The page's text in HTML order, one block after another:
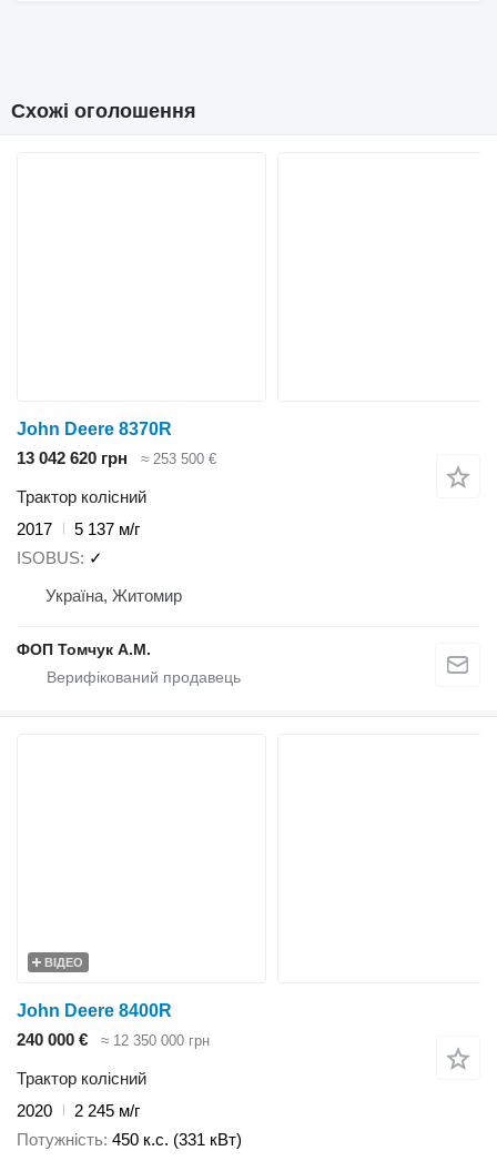
Схожі оголошення
John Deere 8370R
13 042 620 грн
≈ 253 500 €
Трактор колісний
2017
5 137 м/г
ISOBUS ✓
Україна, Житомир
ФОП Томчук А.М.
ВІДЕО
John Deere 8400R
240 000 €
≈ 12 350 000 грн
Трактор колісний
2020
2 245 м/г
Потужність 450 к.с. (331 кВт)